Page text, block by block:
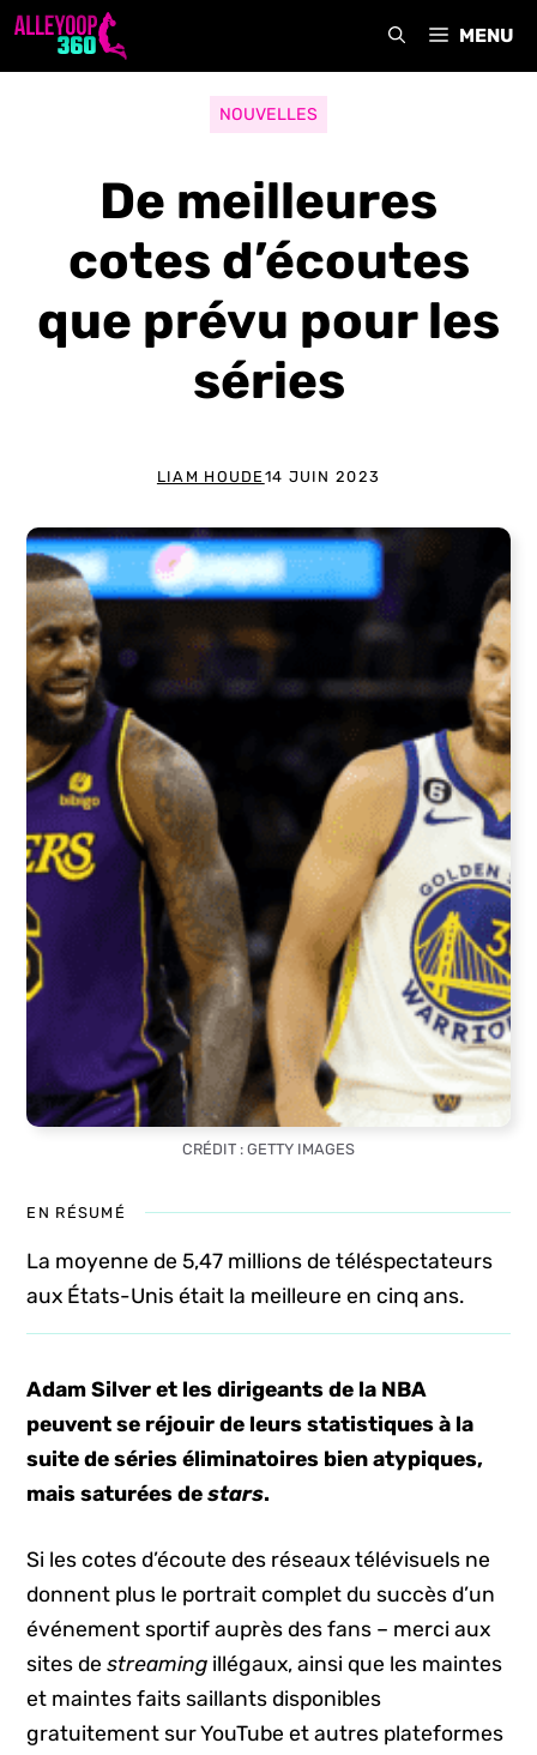
Aller
MENU
NOUVELLES
De meilleures
cotes d’écoutes
que prévu pour les
séries
LIAM HOUDE 14 JUIN 2023
CRÉDIT : GETTY IMAGES
EN RÉSUMÉ
La moyenne de 5,47 millions de téléspectateurs
aux États-Unis était la meilleure en cinq ans.
Adam Silver et les dirigeants de la NBA
peuvent se réjouir de leurs statistiques à la
suite de séries éliminatoires bien atypiques,
mais saturées destars.
Si les cotes d’écoute des réseaux télévisuels ne
donnent plus le portrait complet du succès d’un
événement sportif auprès des fans – merci aux
sites destreaming illégaux, ainsi que les maintes
et maintes faits saillants disponibles
gratuitement sur YouTube et autres plateformes